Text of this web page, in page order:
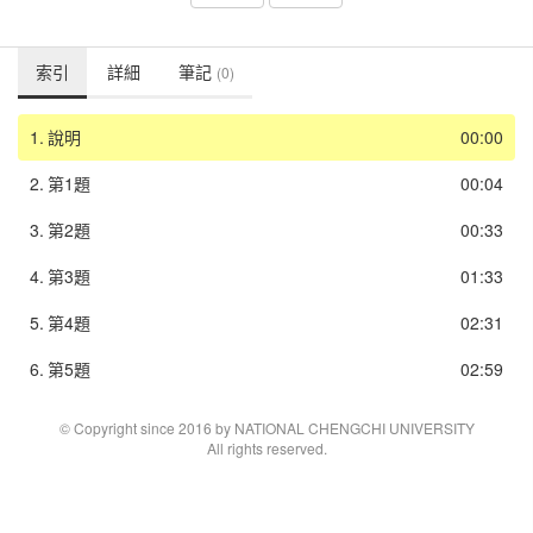
索引 詳細 筆記 (0)
00:00
1. 說明
00:04
2. 第1題
00:33
3. 第2題
01:33
4. 第3題
02:31
5. 第4題
02:59
6. 第5題
© Copyright since 2016 by NATIONAL CHENGCHI UNIVERSITY
All rights reserved.